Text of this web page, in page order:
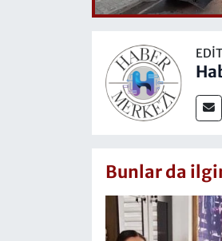
Bunlar da